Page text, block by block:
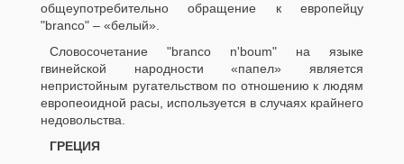
общеупотребительно обращение к европейцу
"branco" – «белый».
Словосочетание "branco n'boum" на языке
гвинейской народности «папел» является
непристойным ругательством по отношению к людям
европеоидной расы, используется в случаях крайнего
недовольства.
ГРЕЦИЯ